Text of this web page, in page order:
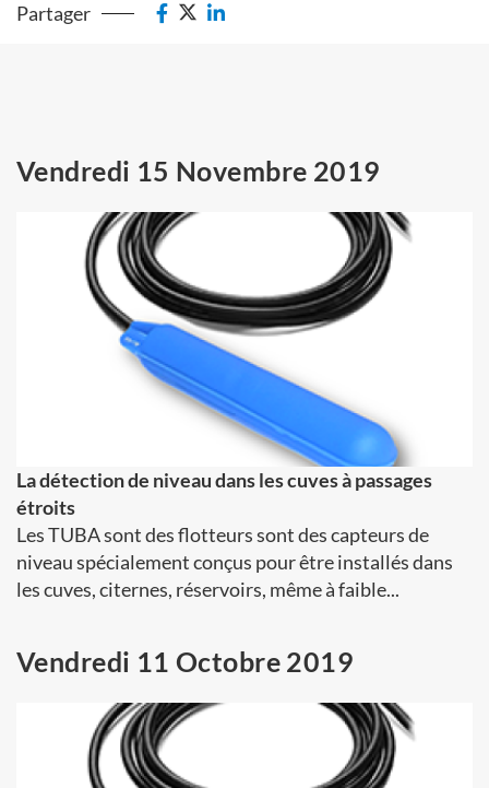
Partager
Vendredi 15 Novembre 2019
La détection de niveau dans les cuves à passages
étroits
Les TUBA sont des flotteurs sont des capteurs de
niveau spécialement conçus pour être installés dans
les cuves, citernes, réservoirs, même à faible...
Vendredi 11 Octobre 2019